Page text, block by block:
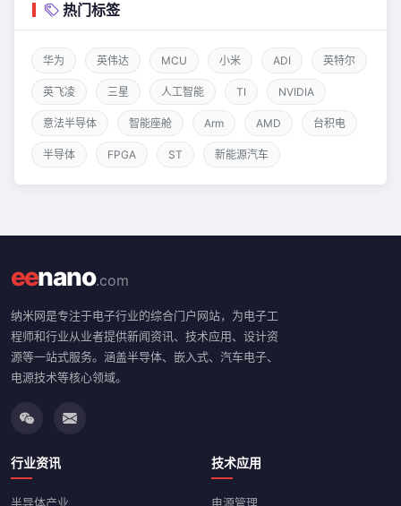
热门标签
华为 英伟达 MCU 小米 ADI 英特尔
英飞凌 三星 人工智能 TI NVIDIA
意法半导体 智能座舱 Arm AMD 台积电
半导体 FPGA ST 新能源汽车
eenano.com
纳米网是专注于电子行业的综合门户网站，为电子工
程师和行业从业者提供新闻资讯、技术应用、设计资
源等一站式服务。涵盖半导体、嵌入式、汽车电子、
电源技术等核心领域。
行业资讯
半导体产业
技术应用
电源管理